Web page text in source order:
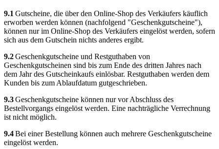
9.1 Gutscheine, die über den Online-Shop des Verkäufers käuflich
erworben werden können (nachfolgend "Geschenkgutscheine"),
können nur im Online-Shop des Verkäufers eingelöst werden, sofern
sich aus dem Gutschein nichts anderes ergibt.
9.2Geschenkgutscheine und Restguthaben von
Geschenkgutscheinen sind bis zum Ende des dritten Jahres nach
dem Jahr des Gutscheinkaufs einlösbar. Restguthaben werden dem
Kunden bis zum Ablaufdatum gutgeschrieben.
9.3Geschenkgutscheine können nur vor Abschluss des
Bestellvorgangs eingelöst werden. Eine nachträgliche Verrechnung
ist nicht möglich.
9.4Bei einer Bestellung können auch mehrere Geschenkgutscheine
eingelöst werden.